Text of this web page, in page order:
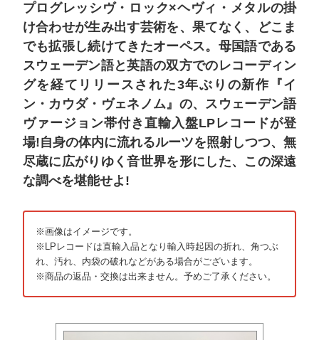
プログレッシヴ・ロック×ヘヴィ・メタルの掛
け合わせが生み出す芸術を、果てなく、どこま
でも拡張し続けてきたオーペス。母国語である
スウェーデン語と英語の双方でのレコーディン
グを経てリリースされた3年ぶりの新作『イ
ン・カウダ・ヴェネノム』の、スウェーデン語
ヴァージョン帯付き直輸入盤LPレコードが登
場!自身の体内に流れるルーツを照射しつつ、無
尽蔵に広がりゆく音世界を形にした、この深遠
な調べを堪能せよ!
※画像はイメージです。
※LPレコードは直輸入品となり輸入時起因の折れ、角つぶ
れ、汚れ、内袋の破れなどがある場合がございます。
※商品の返品・交換は出来ません。予めご了承ください。